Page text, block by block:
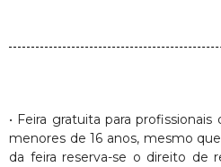
• Feira gratuita para
menores de 16 anos, mesmo
da feira reserva-se o direito de